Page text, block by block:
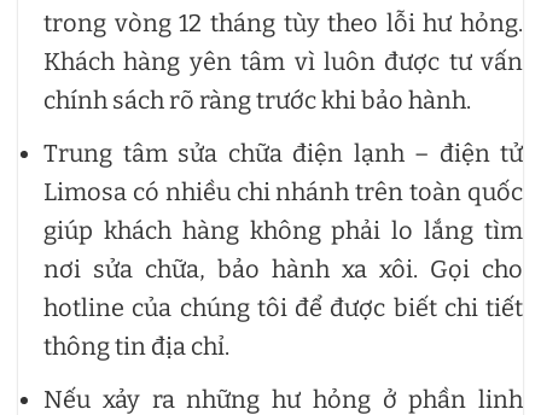
trong vòng 12 tháng tùy theo lỗi hư hỏng.
Khách hàng yên tâm vì luôn được tư vấn
chính sách rõ ràng trước khi bảo hành.
Trung tâm sửa chữa điện lạnh – điện tử
Limosa có nhiều chi nhánh trên toàn quốc
giúp khách hàng không phải lo lắng tìm
nơi sửa chữa, bảo hành xa xôi. Gọi cho
hotline của chúng tôi để được biết chi tiết
thông tin địa chỉ.
Nếu xảy ra những hư hỏng ở phần linh